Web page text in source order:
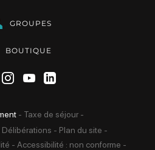
GROUPES
BOUTIQUE
Suivez-nous sur Facebook
Suivez-nous sur
Suivez-nous sur
Suivez-nous sur
- Taxe de séjour -
- Plan du site -
- Accessibilité : non conforme -